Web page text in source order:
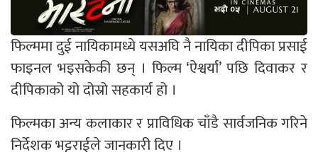
फिल्ममा दुई नायिकामध्ये यसअघि नै नायिका दीपिका प्रसाई
फाइनल भइसकेकी छन् । फिल्म ‘ऐश्वर्या’ पछि दिवाकर र
दीपिकाको यो दोस्रो सहकार्य हो ।
फिल्मका अन्य कलाकार र प्राविधिक चाँडै सार्वजनिक गरिने
निर्देशक भट्टराईले जानकारी दिए ।